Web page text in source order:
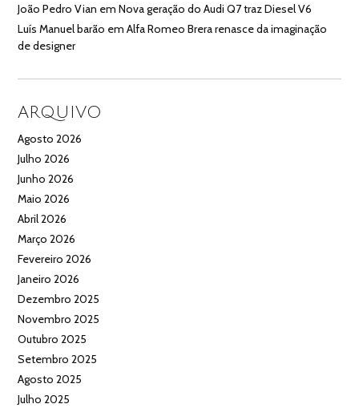
João Pedro Vian emNova geração do Audi Q7 traz Diesel V6
Luís Manuel barão emAlfa Romeo Brera renasce da imaginação
de designer
ARQUIVO
Agosto 2026
Julho 2026
Junho 2026
Maio 2026
Abril 2026
Março 2026
Fevereiro 2026
Janeiro 2026
Dezembro 2025
Novembro 2025
Outubro 2025
Setembro 2025
Agosto 2025
Julho 2025